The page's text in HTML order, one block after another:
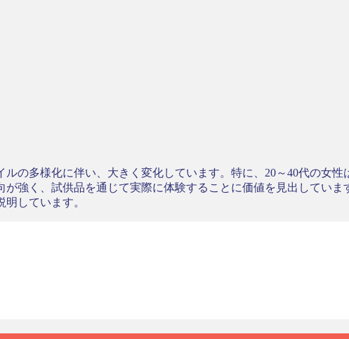
の多様化に伴い、大きく変化しています。特に、20～40代の女
強く、試供品を通じて実際に体験することに価値を見出してい
しています。